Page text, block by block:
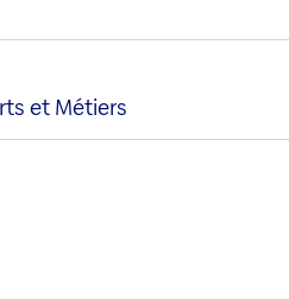
et Métiers